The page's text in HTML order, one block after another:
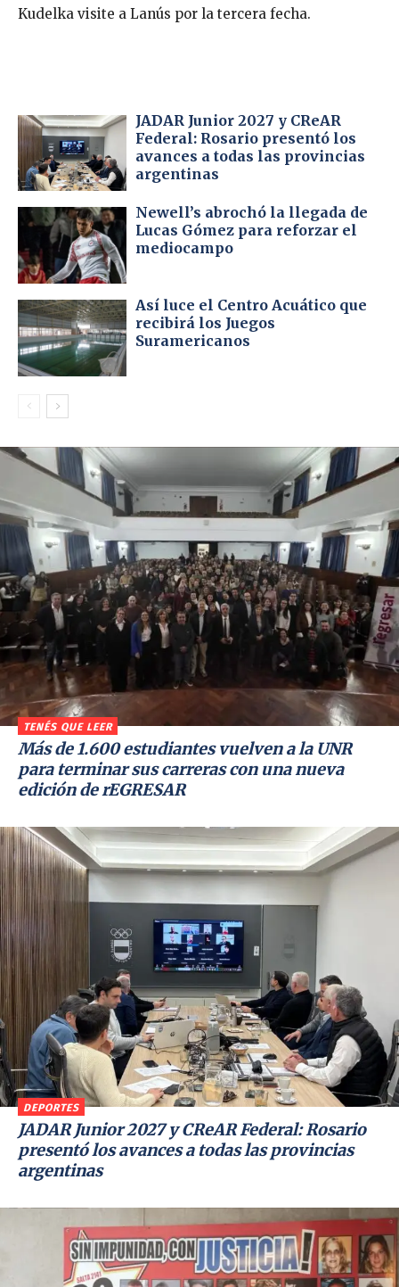
Kudelka visite a Lanús por la tercera fecha.
JADAR Junior 2027 y CReAR
Federal: Rosario presentó los
avances a todas las provincias
argentinas
Newell’s abrochó la llegada de
Lucas Gómez para reforzar el
mediocampo
Así luce el Centro Acuático que
recibirá los Juegos
Suramericanos
TENÉS QUE LEER
Más de 1.600 estudiantes vuelven a la UNR
para terminar sus carreras con una nueva
edición de rEGRESAR
DEPORTES
JADAR Junior 2027 y CReAR Federal: Rosario
presentó los avances a todas las provincias
argentinas